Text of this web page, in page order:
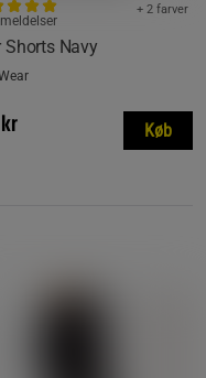
Shorts Navy
+ 2 farver
Køb